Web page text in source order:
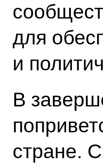
для
и
В
стране.